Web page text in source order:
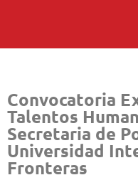
Convocatoria
Talentos
Secretaria de
Universidad
Fronteras